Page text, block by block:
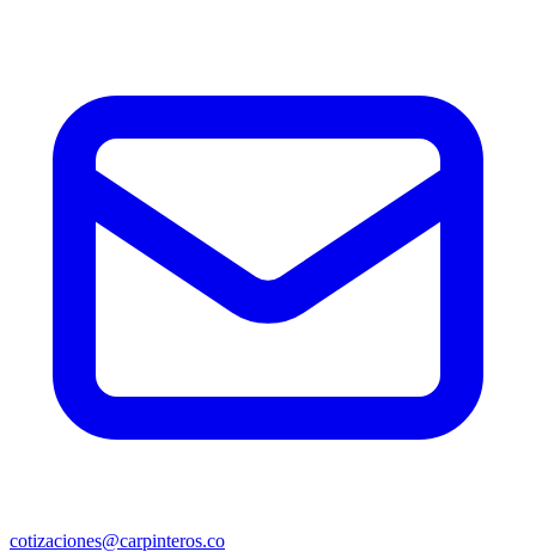
cotizaciones@carpinteros.co